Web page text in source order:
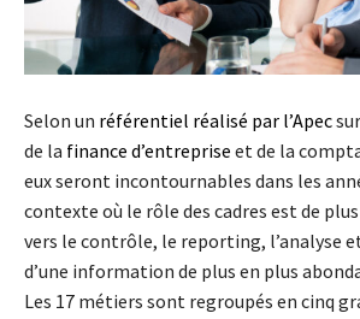
Selon un référentiel réalisé par l’Apec
de la finance d’entreprise et de la
eux seront incontournables dans les
contexte où le rôle des cadres est de
vers le contrôle, le reporting, l’analyse
d’une information de plus en plus
Les 17 métiers sont regroupés en cinq